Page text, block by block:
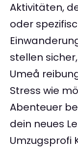
Aktivitäten,
oder
stellen
Umeå
Stress wie
Abenteuer
dein neues
Umzugsprofi